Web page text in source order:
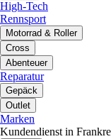
High-Tech
Rennsport
Motorrad & Roller
Cross
Abenteuer
Reparatur
Gepäck
Outlet
Marken
Kundendienst in